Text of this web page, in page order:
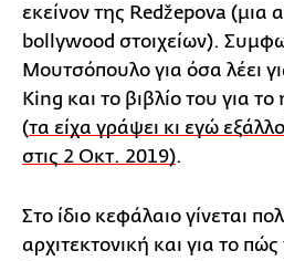
εκείνον της Redžepova (μια
bollywood στοιχείων).
Μουτσόπουλο για όσα λέει
King και το βιβλίο του για
(τα είχα γράψει κι εγώ
στις 2 Οκτ. 2019).
Στο ίδιο κεφάλαιο γίνεται
αρχιτεκτονική και για το